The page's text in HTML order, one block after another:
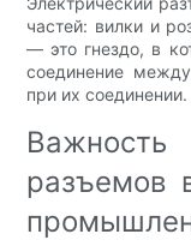
частей: вилки и
— это гнездо, в
соединение
при их соединении.
разъемов